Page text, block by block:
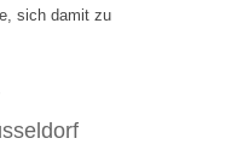
sich damit zu